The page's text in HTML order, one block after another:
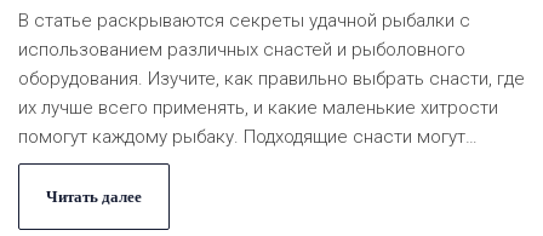
В статье раскрываются секреты удачной рыбалки с
использованием различных снастей и рыболовного
оборудования. Изучите, как правильно выбрать снасти, где
их лучше всего применять, и какие маленькие хитрости
помогут каждому рыбаку. Подходящие снасти могут
значительно увеличить шансы на удачу и принести
максимум удовольствия от процесса. Узнайте, какие
аксессуары станут незаменимыми помощниками на
Читать далее